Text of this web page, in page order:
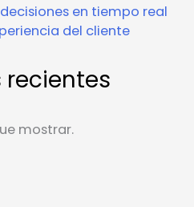
en tiempo real
del cliente
mostrar.